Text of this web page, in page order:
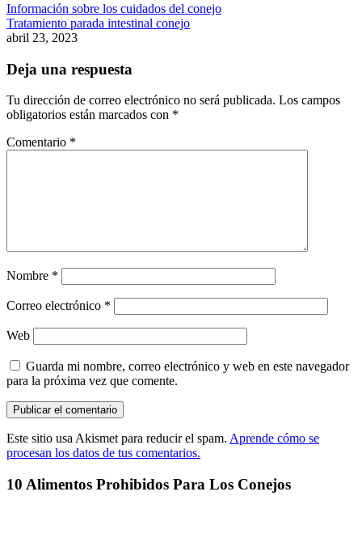
Información sobre los cuidados del conejo
Tratamiento parada intestinal conejo
abril 23, 2023
Deja una respuesta
Tu dirección de correo electrónico no será publicada. Los campos
obligatorios están marcados con *
Comentario *
Nombre *
Correo electrónico *
Web
Guarda mi nombre, correo electrónico y web en este navegador
para la próxima vez que comente.
Este sitio usa Akismet para reducir el spam. Aprende cómo se
procesan los datos de tus comentarios.
10 Alimentos Prohibidos Para Los Conejos